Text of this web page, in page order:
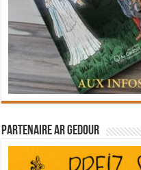
Partenaire Ar Gedour